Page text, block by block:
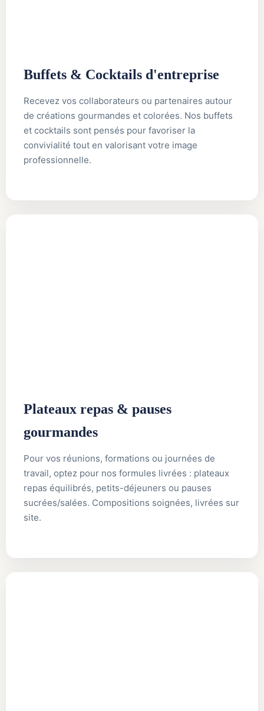
Buffets & Cocktails d'entreprise
Recevez vos collaborateurs ou partenaires autour
de créations gourmandes et colorées. Nos buffets
et cocktails sont pensés pour favoriser la
convivialité tout en valorisant votre image
professionnelle.
Plateaux repas & pauses
gourmandes
Pour vos réunions, formations ou journées de
travail, optez pour nos formules livrées : plateaux
repas équilibrés, petits-déjeuners ou pauses
sucrées/salées. Compositions soignées, livrées sur
site.